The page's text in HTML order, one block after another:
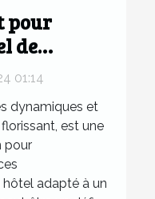
pour
de
01:14
dynamiques et
est une
pour
hôtel adapté à un